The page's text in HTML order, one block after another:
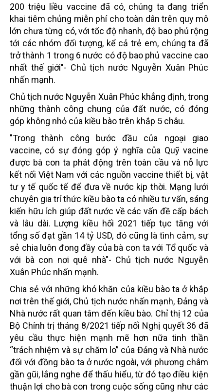
200 triệu liều vaccine đã có, chúng ta đang triển
khai tiêm chủng miễn phí cho toàn dân trên quy mô
lớn chưa từng có, với tốc độ nhanh, độ bao phủ rộng
tới các nhóm đối tượng, kể cả trẻ em, chúng ta đã
trở thành 1 trong 6 nước có độ bao phủ vaccine cao
nhất thế giới"- Chủ tịch nước Nguyễn Xuân Phúc
nhấn mạnh.
Chủ tịch nước Nguyễn Xuân Phúc khẳng định, trong
những thành công chung của đất nước, có đóng
góp không nhỏ của kiều bào trên khắp 5 châu.
"Trong thành công bước đầu của ngoại giao
vaccine, có sự đóng góp ý nghĩa của Quỹ vacine
được bà con ta phát động trên toàn cầu và nỗ lực
kết nối Việt Nam với các nguồn vaccine thiết bị, vật
tư y tế quốc tế để đưa về nước kịp thời. Mạng lưới
chuyên gia trí thức kiều bào ta có nhiều tư vấn, sáng
kiến hữu ích giúp đất nước về các vấn đề cấp bách
và lâu dài. Lượng kiều hối 2021 tiếp tục tăng với
tổng số đạt gần 14 tỷ USD, đó cũng là tình cảm, sự
sẻ chia luôn đong đầy của bà con ta với Tổ quốc và
với bà con nơi quê nhà"- Chủ tịch nước Nguyễn
Xuân Phúc nhấn mạnh.
Chia sẻ với những khó khăn của kiều bào ta ở khắp
nơi trên thế giới, Chủ tịch nước nhấn mạnh, Đảng và
Nhà nước rất quan tâm đến kiều bào. Chỉ thị 12 của
Bộ Chính trị tháng 8/2021 tiếp nối Nghị quyết 36 đã
yêu cầu thực hiện mạnh mẽ hơn nữa tinh thần
“trách nhiệm và sự chăm lo” của Đảng và Nhà nước
đối với đồng bào ta ở nước ngoài, với phương châm
gần gũi, lắng nghe để thấu hiểu, từ đó tạo điều kiện
thuận lợi cho bà con trong cuộc sống cũng như các